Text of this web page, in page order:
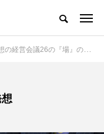
の経営会議26の『場』の発想